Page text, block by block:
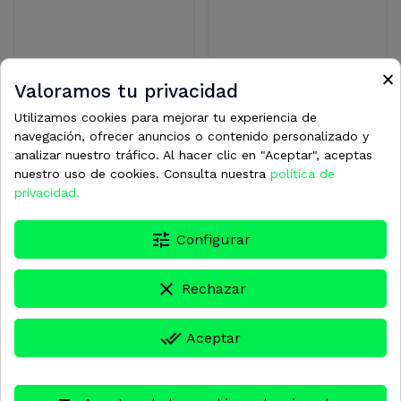
PROTECCION MONEDERO
MTM CORTO
25,28 €
PLACA INTERFACE RM5
24V AC/DC
96,36 €
×
Valoramos tu privacidad
Utilizamos cookies para mejorar tu experiencia de
navegación, ofrecer anuncios o contenido personalizado y
analizar nuestro tráfico. Al hacer clic en "Aceptar", aceptas
nuestro uso de cookies. Consulta nuestra política de
privacidad.
tune Configurar
clear Rechazar
done_all Aceptar